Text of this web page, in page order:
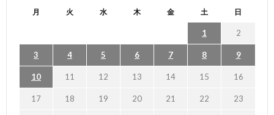
月 火 水 木 金 土 日
1 2
3 4 5 6 7 8 9
10 11 12 13 14 15 16
17 18 19 20 21 22 23